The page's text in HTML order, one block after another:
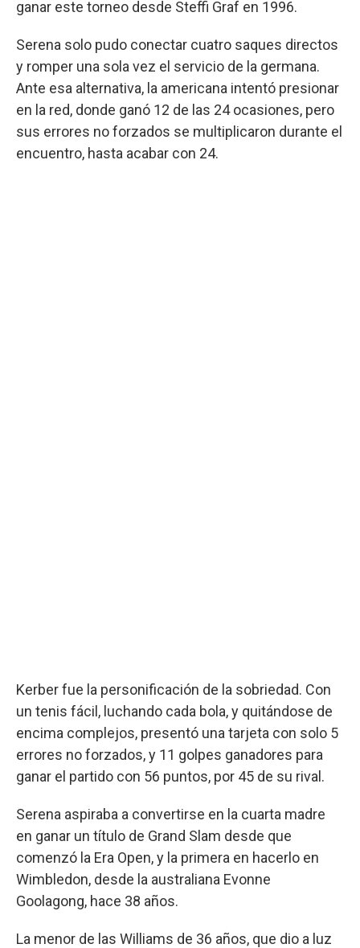
ganar este torneo desde Steffi Graf en 1996.
Serena solo pudo conectar cuatro saques directos
y romper una sola vez el servicio de la germana.
Ante esa alternativa, la americana intentó presionar
en la red, donde ganó 12 de las 24 ocasiones, pero
sus errores no forzados se multiplicaron durante el
encuentro, hasta acabar con 24.
Kerber fue la personificación de la sobriedad. Con
un tenis fácil, luchando cada bola, y quitándose de
encima complejos, presentó una tarjeta con solo 5
errores no forzados, y 11 golpes ganadores para
ganar el partido con 56 puntos, por 45 de su rival.
Serena aspiraba a convertirse en la cuarta madre
en ganar un título de Grand Slam desde que
comenzó la Era Open, y la primera en hacerlo en
Wimbledon, desde la australiana Evonne
Goolagong, hace 38 años.
La menor de las Williams de 36 años, que dio a luz